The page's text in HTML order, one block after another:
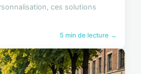
ces solutions
5 min de lecture →